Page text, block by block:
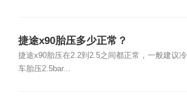
捷途x90胎压多少正常？
捷途x90胎压在2.2到2.5之间都正常，一般建议冷
车胎压2.5bar...